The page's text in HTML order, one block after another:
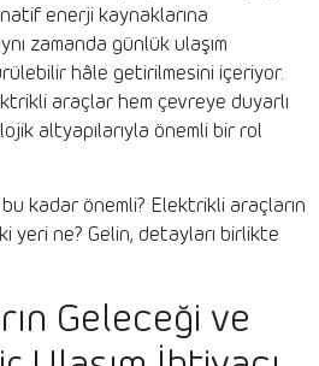
enerji kaynaklarına
zamanda günlük ulaşım
hâle getirilmesini içeriyor.
araçlar hem çevreye duyarlı
altyapılarıyla önemli bir rol
kadar önemli? Elektrikli araçların
yeri ne? Gelin, detayları birlikte
Geleceği ve